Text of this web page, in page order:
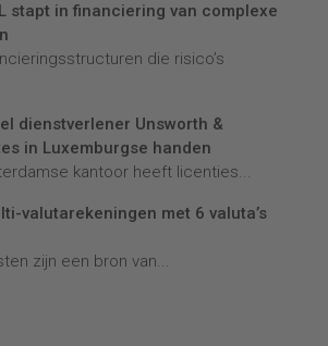
stapt in financiering van complexe
die risico’s
dienstverlener Unsworth &
in Luxemburgse handen
kantoor heeft licenties...
valutarekeningen met 6 valuta’s
zijn een bron van...